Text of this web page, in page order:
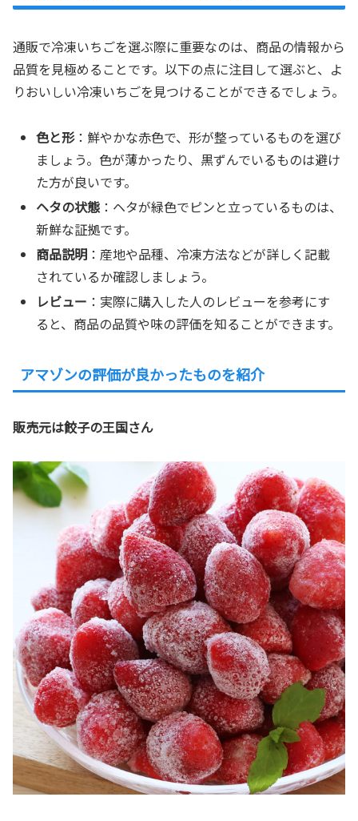
通販で冷凍いちごを選ぶ際に重要なのは、商品の情報から
品質を見極めることです。以下の点に注目して選ぶと、よ
りおいしい冷凍いちごを見つけることができるでしょう。
色と形：鮮やかな赤色で、形が整っているものを選び
ましょう。色が薄かったり、黒ずんでいるものは避け
た方が良いです。
ヘタの状態 ：ヘタが緑色でピンと立っているものは、
新鮮な証拠です。
商品説明 ：産地や品種、冷凍方法などが詳しく記載
されているか確認しましょう。
レビュー ：実際に購入した人のレビューを参考にす
ると、商品の品質や味の評価を知ることができます。
アマゾンの評価が良かったものを紹介
販売元は餃子の王国さん